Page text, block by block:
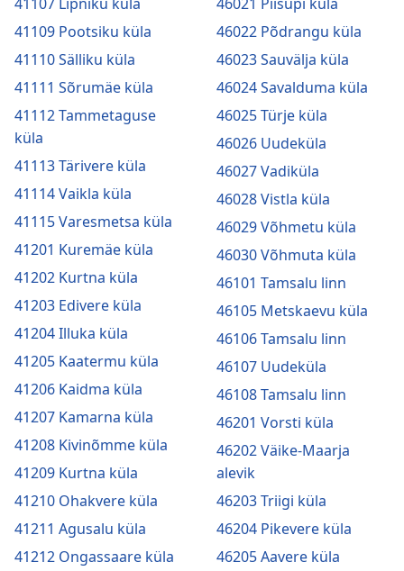
41109 Pootsiku küla
41110 Sälliku küla
41111 Sõrumäe küla
41112 Tammetaguse
küla
41113 Tärivere küla
41114 Vaikla küla
41115 Varesmetsa küla
41201 Kuremäe küla
41202 Kurtna küla
41203 Edivere küla
41204 Illuka küla
41205 Kaatermu küla
41206 Kaidma küla
41207 Kamarna küla
41208 Kivinõmme küla
41209 Kurtna küla
41210 Ohakvere küla
41211 Agusalu küla
41212 Ongassaare küla
46022 Põdrangu küla
46023 Sauvälja küla
46024 Savalduma küla
46025 Türje küla
46026 Uudeküla
46027 Vadiküla
46028 Vistla küla
46029 Võhmetu küla
46030 Võhmuta küla
46101 Tamsalu linn
46105 Metskaevu küla
46106 Tamsalu linn
46107 Uudeküla
46108 Tamsalu linn
46201 Vorsti küla
46202 Väike-Maarja
alevik
46203 Triigi küla
46204 Pikevere küla
46205 Aavere küla